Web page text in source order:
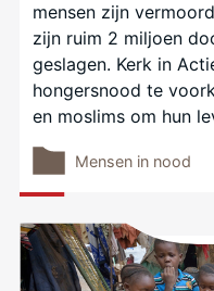
mensen zijn
zijn ruim 2 miljoen
geslagen. Kerk in
hongersnood te
en moslims om hun
Mensen in nood